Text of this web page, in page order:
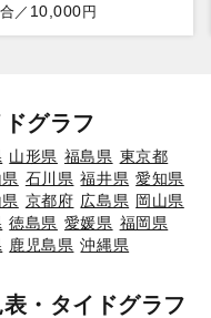
／ 10,000円
グラフ
山形県 福島県 東京都
石川県 福井県 愛知県
京都府 広島県 岡山県
徳島県 愛媛県 福岡県
鹿児島県 沖縄県
・タイドグラフ